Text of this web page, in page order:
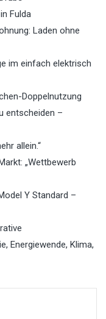
Fulda
Laden ohne
im einfach elektrisch
Doppelnutzung
entscheiden –
allein.“
„Wettbewerb
Y Standard –
, Energiewende, Klima,